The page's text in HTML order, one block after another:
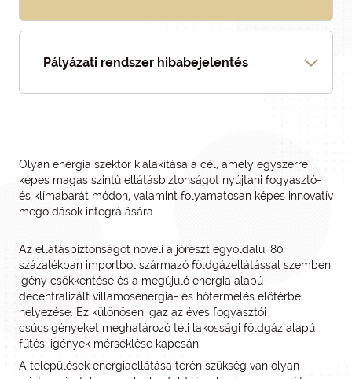
Pályázati rendszer hibabejelentés
Olyan energia szektor kialakítása a cél, amely egyszerre
képes magas szintű ellátásbiztonságot nyújtani fogyasztó-
és klímabarát módon, valamint folyamatosan képes innovatív
megoldások integrálására.
Az ellátásbiztonságot növeli a jórészt egyoldalú, 80
százalékban importból származó földgázellátással szembeni
igény csökkentése és a megújuló energia alapú
decentralizált villamosenergia- és hőtermelés előtérbe
helyezése. Ez különösen igaz az éves fogyasztói
csúcsigényeket meghatározó téli lakossági földgáz alapú
fűtési igények mérséklése kapcsán.
A települések energiaellátása terén szükség van olyan